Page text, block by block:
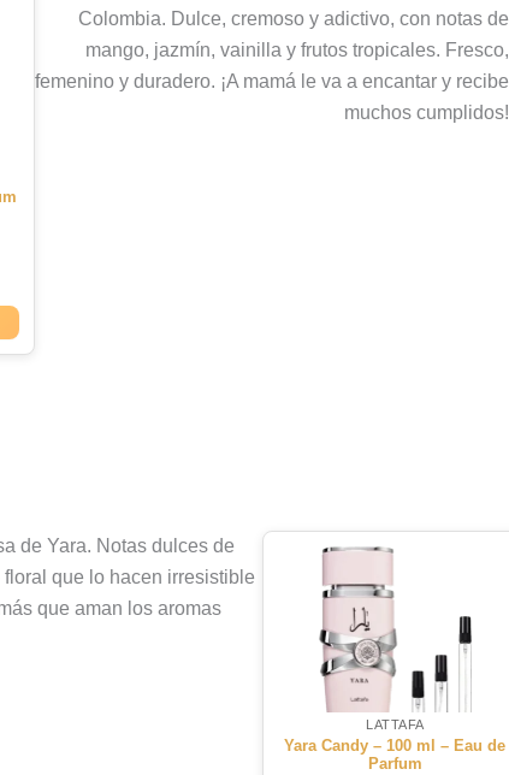
Colombia. Dulce, cremoso y adictivo, con notas de
mango, jazmín, vainilla y frutos tropicales. Fresco,
femenino y duradero. ¡A mamá le va a encantar y recibe
muchos cumplidos!
de Yara. Notas dulces de
que lo hacen irresistible
que aman los aromas
LATTAFA
Yara Candy – 100 ml – Eau de
Parfum